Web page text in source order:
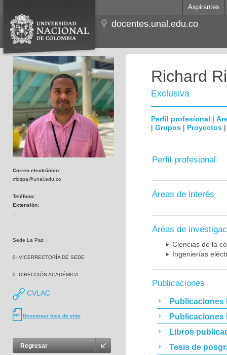
Aspirantes
docentes.unal.edu.co
Correo electrónico:
rriospa@unal.edu.co
Teléfono:
Extensión:
---
Sede La Paz
0- VICERRECTORÍA DE SEDE
0- DIRECCIÓN ACADÉMICA
CVLAC
Descargar hoja de vida
Regresar
Richard
Exclusiva
Perfil profesional |
| Grupos | Proyectos
Perfil profesional
Áreas de interés
Áreas de
Ciencias de la
Ingenierías
Publicaciones
Publicaciones
Publicaciones
Libros
Tesis de